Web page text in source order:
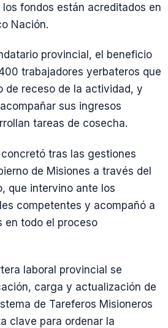
los fondos están acreditados en
Nación.
provincial, el beneficio
trabajadores yerbateros que
de receso de la actividad, y
sus ingresos
tareas de cosecha.
tras las gestiones
de Misiones a través del
que intervino ante los
competentes y acompañó a
en todo el proceso
laboral provincial se
carga y actualización de
de Tareferos Misioneros
clave para ordenar la